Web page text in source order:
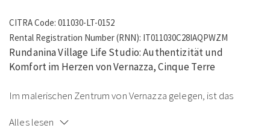
CITRA Code: 011030-LT-0152
Rental Registration Number (RNN): IT011030C28IAQPWZM
Rundanina Village Life Studio: Authentizität und
Komfort im Herzen von Vernazza, Cinque Terre
Im malerischen Zentrum von Vernazza gelegen, ist das
Rückzugsort, der Authentizität und Komfort vereint. Ideal für
Alles lesen